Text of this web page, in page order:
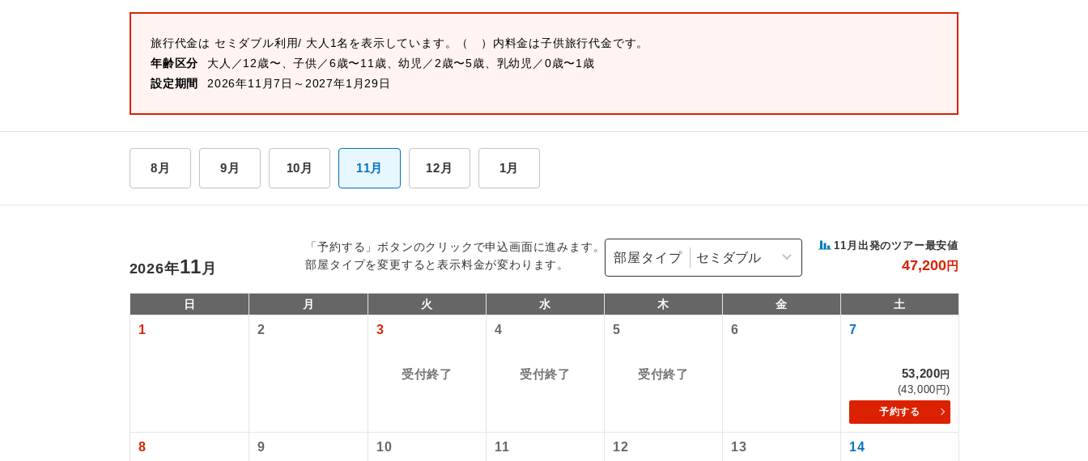
旅行代金は セミダブル利用/ 大人1名を表示しています。
（ ）内料金は子供旅行代金です。
年齢区分
大人／12歳〜、子供／6歳〜11歳、幼児／2歳〜5歳、乳幼児／0歳〜1歳
設定期間
2026年11月7日～2027年1月29日
8月 9月 10月 11月 12月 1月
「予約する」ボタンのクリックで申込画面に進みます。
部屋タイプを変更すると表示料金が変わります。
部屋タイプ
11 月出発のツアー最安値
47,200円
2026年11 月
日 月 火 水 木 金 土
1 2 3
受付終了
4
受付終了
5
受付終了
6 7
53,200円
(43,000円)
予約する
8 9 10 11 12 13 14
「価格変動型ツアー」に関するご案内
アイコン 説明